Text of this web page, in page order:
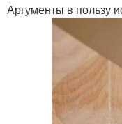
Аргументы в пользу